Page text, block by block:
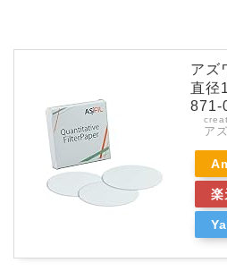
アズ
直径
871-
ア
楽